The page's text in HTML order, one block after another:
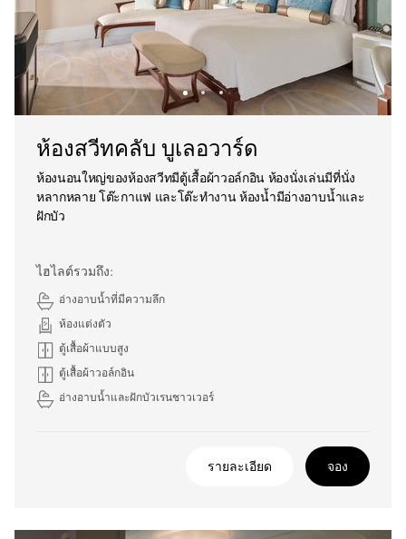
ห้องสวีทคลับ บูเลอวาร์ด
ห้องนอนใหญ่ของห้องสวีทมีตู้เสื้อผ้าวอล์กอิน ห้องนั่งเล่นมีที่นั่ง
หลากหลาย โต๊ะกาแฟ และโต๊ะทำงาน ห้องน้ำมีอ่างอาบน้ำและ
ฝักบัว
ไฮไลต์รวมถึง:
อ่างอาบน้ำที่มีความลึก
ห้องแต่งตัว
ตู้เสื้อผ้าแบบสูง
ตู้เสื้อผ้าวอล์กอิน
อ่างอาบน้ำและฝักบัวเรนชาวเวอร์
รายละเอียด จอง